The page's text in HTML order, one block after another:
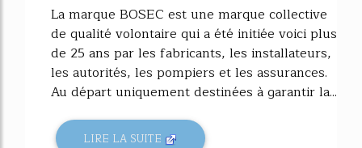
La marque BOSEC est une marque collective
de qualité volontaire qui a été initiée voici plus
de 25 ans par les fabricants, les installateurs,
les autorités, les pompiers et les assurances.
Au départ uniquement destinées à garantir la...
LIRE LA SUITE